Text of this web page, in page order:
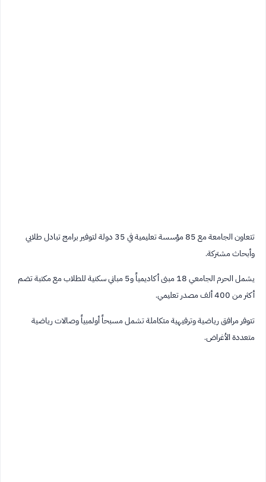
تتعاون الجامعة مع 85 مؤسسة تعليمية في 35 دولة لتوفير برامج تبادل طلابي
وأبحاث مشتركة.
يشمل الحرم الجامعي 18 مبنى أكاديمياً و5 مباني سكنية للطلاب مع مكتبة تضم
أكثر من 400 ألف مصدر تعليمي.
تتوفر مرافق رياضية وترفيهية متكاملة تشمل مسبحاً أولمبياً وصالات رياضية
متعددة الأغراض.